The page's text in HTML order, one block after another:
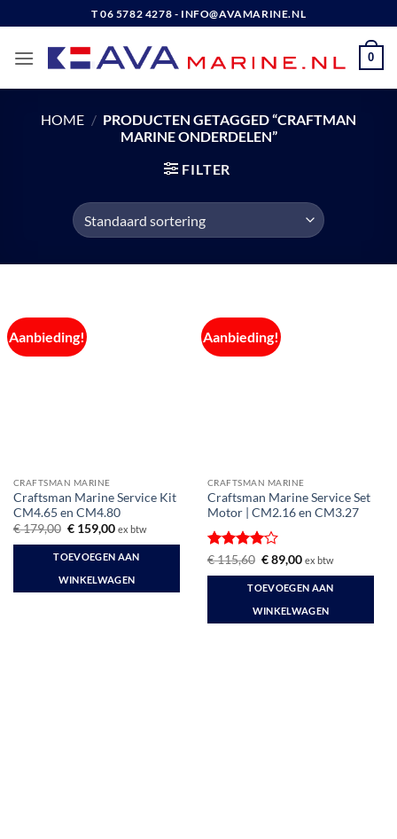
naar
inhoud
T 06 5782 4278 - INFO@AVAMARINE.NL
0
HOME / PRODUCTEN GETAGGED “CRAFTMAN
MARINE ONDERDELEN”
FILTER
Aanbieding!
CRAFTSMAN MARINE
Craftsman Marine Service Kit
CM4.65 en CM4.80
€179,00 Oorspronkelijke
was:
€ 179,00.
€159,00Huidige
is:
€ 159,00.
ex btw
TOEVOEGEN AAN
WINKELWAGEN
Aanbieding!
CRAFTSMAN MARINE
Craftsman Marine Service Set
Motor | CM2.16 en CM3.27
Gewaardeerd
4uit 5
€115,60 Oorspronkelijke
was:
€ 115,60.
€89,00Huidige
is:
€ 89,00.
ex btw
TOEVOEGEN AAN
WINKELWAGEN